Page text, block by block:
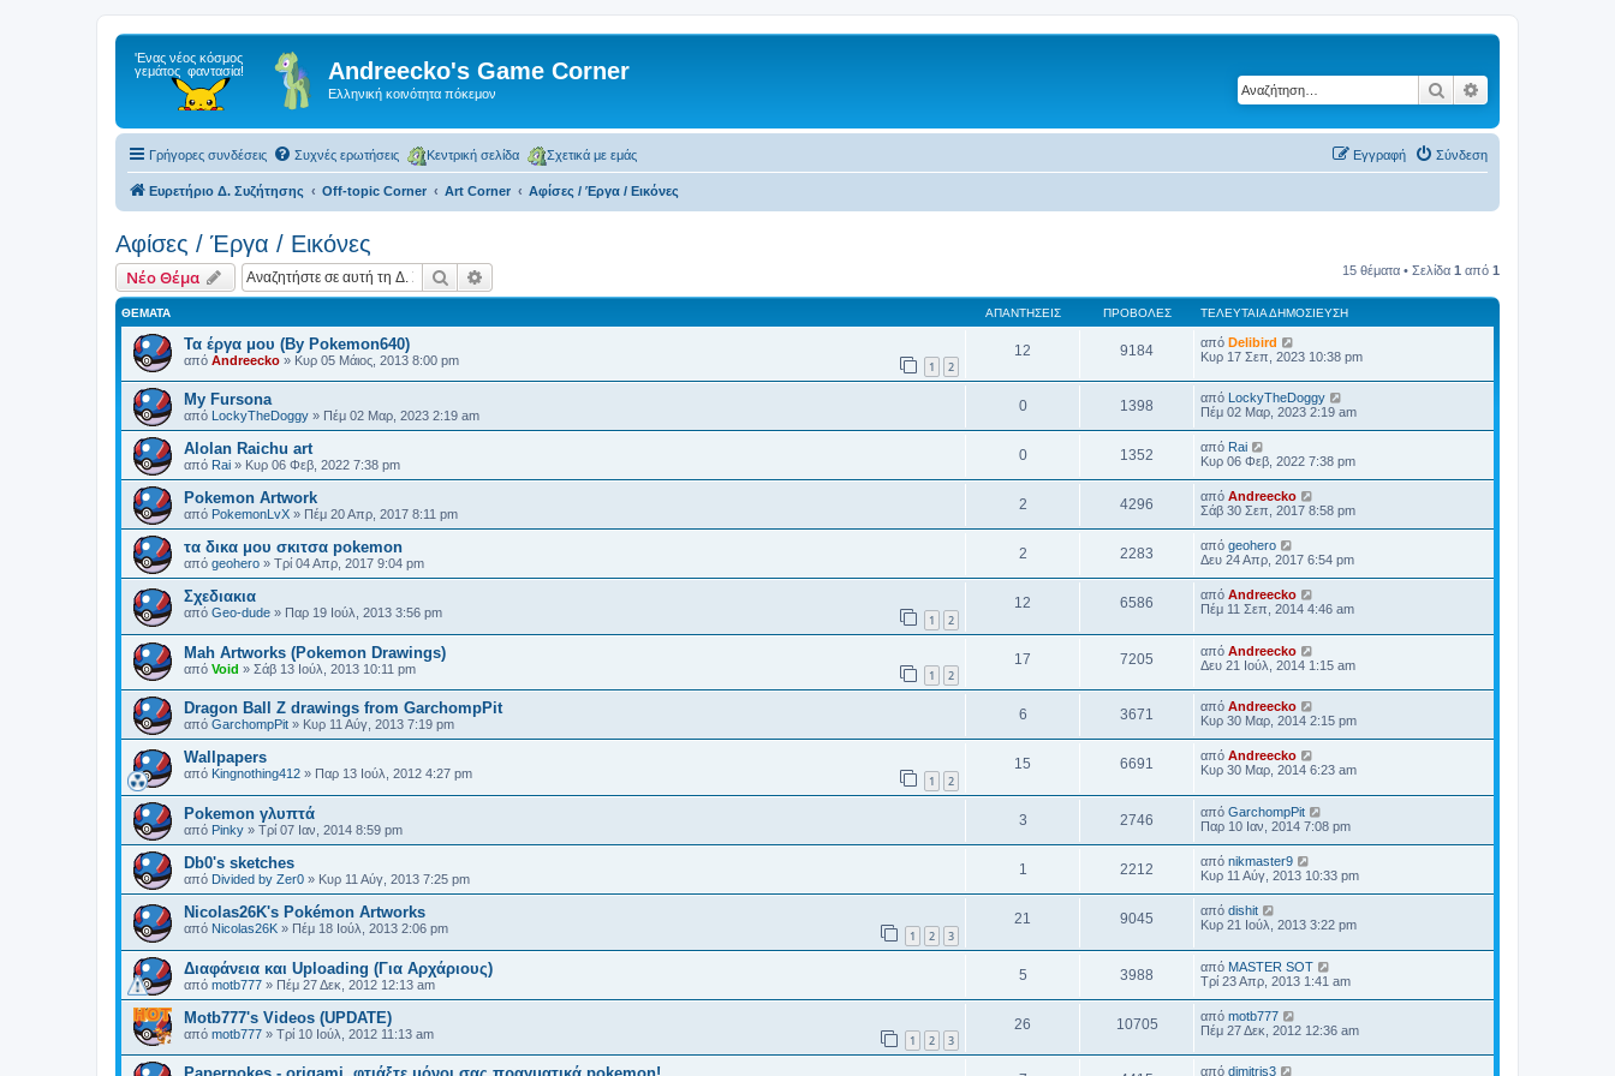
Andreecko's Game Corner
Ελληνική κοινότητα πόκεμον Αναζήτηση
Γρήγορες συνδέσεις Συχνές ερωτήσεις Κεντρική σελίδα Σχετικά με εμάς Σύνδεση
Εγγραφή
Ευρετήριο Δ. Συζήτησης Off-topic Corner Art Corner Αφίσες / Έργα / Εικόνες
Αφίσες / Έργα / Εικόνες
Νέο Θέμα Αναζήτηση 15 θέματα • Σελίδα 1 από 1
ΘΈΜΑΤΑ ΑΠΑΝΤΉΣΕΙΣ ΠΡΟΒΟΛΈΣ ΤΕΛΕΥΤΑΊΑ ΔΗΜΟΣΊΕΥΣΗ
Τα έργα μου (By Pokemon640)
από Andreecko » Κυρ 05 Μάιος, 2013 8:00 pm 1 2
12 9184 από Delibird
Κυρ 17 Σεπ, 2023 10:38 pm
My Fursona
από LockyTheDoggy » Πέμ 02 Μαρ, 2023 2:19 am
0 1398 από LockyTheDoggy
Πέμ 02 Μαρ, 2023 2:19 am
Alolan Raichu art
από Rai » Κυρ 06 Φεβ, 2022 7:38 pm
0 1352 από Rai
Κυρ 06 Φεβ, 2022 7:38 pm
Pokemon Artwork
από PokemonLvX » Πέμ 20 Απρ, 2017 8:11 pm
2 4296 από Andreecko
Σάβ 30 Σεπ, 2017 8:58 pm
τα δικα μου σκιτσα pokemon
από geohero » Τρί 04 Απρ, 2017 9:04 pm
2 2283 από geohero
Δευ 24 Απρ, 2017 6:54 pm
Σχεδιακια
από Geo-dude » Παρ 19 Ιούλ, 2013 3:56 pm 1 2
12 6586 από Andreecko
Πέμ 11 Σεπ, 2014 4:46 am
Mah Artworks (Pokemon Drawings)
από Void » Σάβ 13 Ιούλ, 2013 10:11 pm 1 2
17 7205 από Andreecko
Δευ 21 Ιούλ, 2014 1:15 am
Dragon Ball Z drawings from GarchompPit
από GarchompPit » Κυρ 11 Αύγ, 2013 7:19 pm
6 3671 από Andreecko
Κυρ 30 Μαρ, 2014 2:15 pm
Wallpapers
από Kingnothing412 » Παρ 13 Ιούλ, 2012 4:27 pm 1 2
15 6691 από Andreecko
Κυρ 30 Μαρ, 2014 6:23 am
Pokemon γλυπτά
από Pinky » Τρί 07 Ιαν, 2014 8:59 pm
3 2746 από GarchompPit
Παρ 10 Ιαν, 2014 7:08 pm
Db0's sketches
από Divided by Zer0 » Κυρ 11 Αύγ, 2013 7:25 pm
1 2212 από nikmaster9
Κυρ 11 Αύγ, 2013 10:33 pm
Nicolas26K's Pokémon Artworks
από Nicolas26K » Πέμ 18 Ιούλ, 2013 2:06 pm 1 2 3
21 9045 από dishit
Κυρ 21 Ιούλ, 2013 3:22 pm
Διαφάνεια και Uploading (Για Αρχάριους)
από motb777 » Πέμ 27 Δεκ, 2012 12:13 am
5 3988 από MASTER SOT
Τρί 23 Απρ, 2013 1:41 am
Motb777's Videos (UPDATE)
από motb777 » Τρί 10 Ιούλ, 2012 11:13 am 1 2 3
26 10705 από motb777
Πέμ 27 Δεκ, 2012 12:36 am
από dimitris3